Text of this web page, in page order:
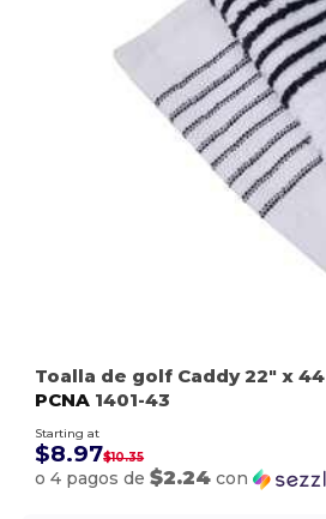
Toalla de golf Caddy 22" x 44
PCNA 1401-43
Starting at
$8.97$10.35
o 4 pagos de$2.24 con